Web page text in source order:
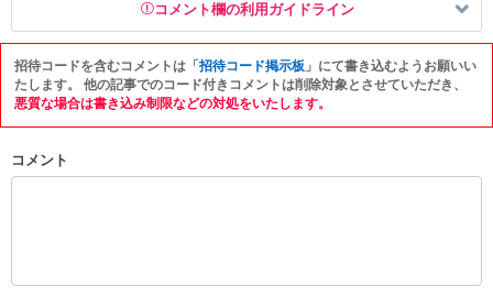
コメント欄の利用ガイドライン
以下の書き込みを禁止とし、場合によってはコメント削除や書き込み制
限を行う可能性がございます。 あらかじめご了承ください。
・スパムなど、記事内容と関係のない投稿
招待コードを含むコメントは「 招待コード掲示板 」にて書き込むようお願いい
たします。 他の記事でのコード付きコメントは削除対象とさせていただき、
悪質な場合は書き込み制限などの対処をいたします。
コメント